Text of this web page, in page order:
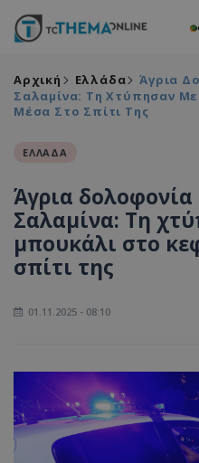
Αρχική Ελλάδα
Άγρια
Σαλαμίνα: Τη Χτύπησαν
Μέσα Στο Σπίτι Της
ΕΛΛΑΔΑ
Άγρια
Σαλαμίνα: Τη
μπουκάλι στο
σπίτι της
01.11.2025 - 08:10